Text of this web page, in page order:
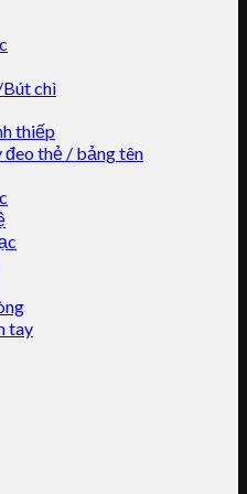
chì
thiếp
đeo thẻ / bảng tên
tay